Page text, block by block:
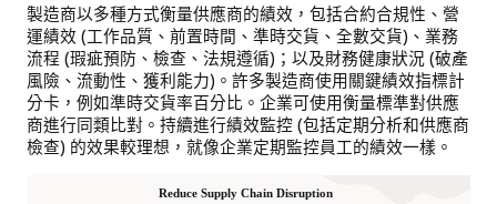
製造商以多種方式衡量供應商的績效，包括合約合規性、營
運績效 (工作品質、前置時間、準時交貨、全數交貨)、業務
流程 (瑕疵預防、檢查、法規遵循)；以及財務健康狀況 (破產
風險、流動性、獲利能力)。許多製造商使用關鍵績效指標計
分卡，例如準時交貨率百分比。企業可使用衡量標準對供應
商進行同類比對。持續進行績效監控 (包括定期分析和供應商
檢查) 的效果較理想，就像企業定期監控員工的績效一樣。